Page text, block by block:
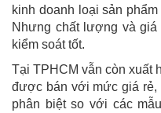
kinh doanh loại sản
Nhưng chất lượng và
kiểm soát tốt.
Tại TPHCM vẫn còn xuất
được bán với mức giá rẻ,
phân biệt so với các